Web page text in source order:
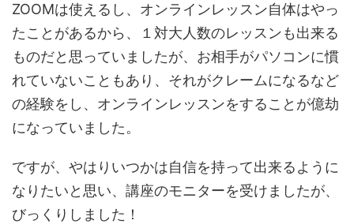
ZOOMは使えるし、オンラインレッスン自体はやっ
たことがあるから、１対大人数のレッスンも出来る
ものだと思っていましたが、お相手がパソコンに慣
れていないこともあり、それがクレームになるなど
の経験をし、オンラインレッスンをすることが億劫
になっていました。
ですが、やはりいつかは自信を持って出来るように
なりたいと思い、講座のモニターを受けましたが、
びっくりしました！